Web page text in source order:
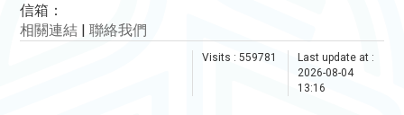
信箱：
相關連結 |聯絡我們
Visits : 559781
Last update at :
2026-08-04
13:16